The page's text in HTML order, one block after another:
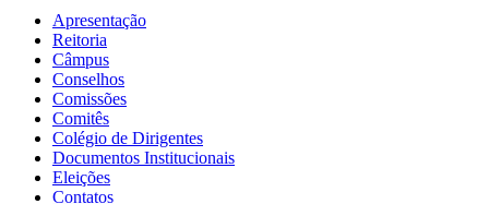
Apresentação
Reitoria
Câmpus
Conselhos
Comissões
Comitês
Colégio de Dirigentes
Documentos Institucionais
Eleições
Contatos